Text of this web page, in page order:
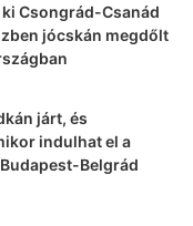
Csongrád-Csanád
jócskán megdőlt
járt, és
indulhat el a
Belgrád